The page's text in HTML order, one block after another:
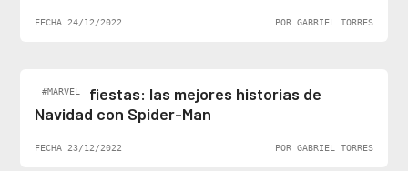
FECHA 24/12/2022 POR GABRIEL TORRES
#MARVEL
Felices fiestas: las mejores historias de
Navidad con Spider-Man
FECHA 23/12/2022 POR GABRIEL TORRES